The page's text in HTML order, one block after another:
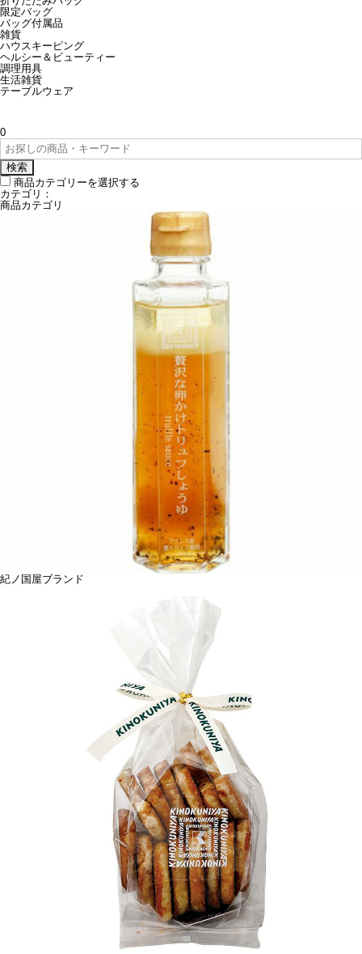
限定バッグ
バッグ付属品
雑貨
ハウスキーピング
ヘルシー＆ビューティー
調理用具
生活雑貨
テーブルウェア
0
検索
商品カテゴリーを選択する
カテゴリ：
商品カテゴリ
紀ノ国屋ブランド